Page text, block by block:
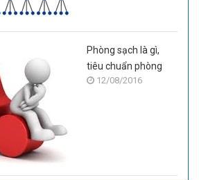
Phòng sạch là gì,
tiêu chuẩn phòng
sạch12/08/2016